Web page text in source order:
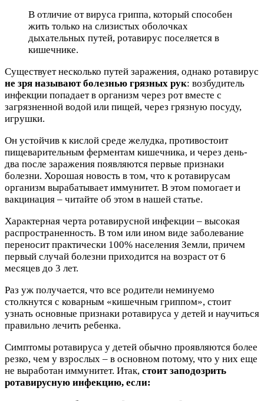
В отличие от вируса гриппа, который способен
жить только на слизистых оболочках
дыхательных путей, ротавирус поселяется в
кишечнике.
Существует несколько путей заражения, однако ротавирус
не зря называют болезнью грязных рук: возбудитель
инфекции попадает в организм через рот вместе с
загрязненной водой или пищей, через грязную посуду,
игрушки.
Он устойчив к кислой среде желудка, противостоит
пищеварительным ферментам кишечника, и через день-
два после заражения появляются первые признаки
болезни. Хорошая новость в том, что к ротавирусам
организм вырабатывает иммунитет. В этом помогает и
вакцинация – читайте об этом в нашей статье.
Характерная черта ротавирусной инфекции – высокая
распространенность. В том или ином виде заболевание
переносит практически 100% населения Земли, причем
первый случай болезни приходится на возраст от 6
месяцев до 3 лет.
Раз уж получается, что все родители неминуемо
столкнутся с коварным «кишечным гриппом», стоит
узнать основные признаки ротавируса у детей и научиться
правильно лечить ребенка.
Симптомы ротавируса у детей обычно проявляются более
резко, чем у взрослых – в основном потому, что у них еще
не выработан иммунитет. Итак, стоит заподозрить
ротавирусную инфекцию, если: